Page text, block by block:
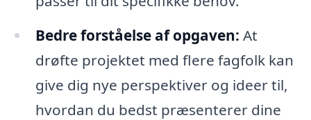
Bedre forståelse af opgaven: At
drøfte projektet med flere fagfolk kan
give dig nye perspektiver og ideer til,
hvordan du bedst præsenterer dine